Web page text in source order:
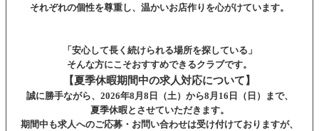
それぞれの個性を尊重し、温かいお店作りを心がけています。
「安心して長く続けられる場所を探している」
そんな方にこそおすすめできるクラブです。
【夏季休暇期間中の求人対応について】
誠に勝手ながら、2026年8月8日（土）から8月16日（日）まで、
夏季休暇とさせていただきます。
期間中も求人へのご応募・お問い合わせは受け付けておりますが、